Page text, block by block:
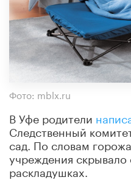
Фото: mblx.ru
В Уфе родители
Следственный
сад. По словам
учреждения скрывало
раскладушках.